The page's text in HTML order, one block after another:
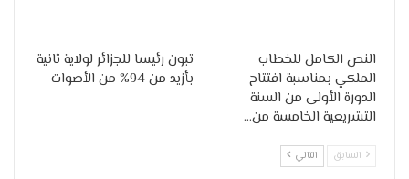
النص الكامل للخطاب
الملكي بمناسبة افتتاح
الدورة الأولى من السنة
التشريعية الخامسة من…
تبون رئيسا للجزائر لولاية ثانية
بأزيد من 94% من الأصوات
السابق التالي